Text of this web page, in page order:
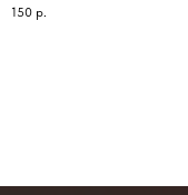
150 р.